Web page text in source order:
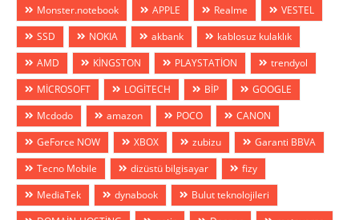
Monster.notebook APPLE Realme
VESTEL
SSD
NOKIA akbank
kablosuz kulaklık
AMD
KİNGSTON PLAYSTATİON
trendyol
MİCROSOFT
LOGİTECH BİP
GOOGLE
Mcdodo
amazon POCO
CANON
GeForce NOW
XBOX zubizu
Garanti BBVA
Tecno Mobile
dizüstü bilgisayar
fizy
MediaTek
dynabook
Bulut teknolojileri